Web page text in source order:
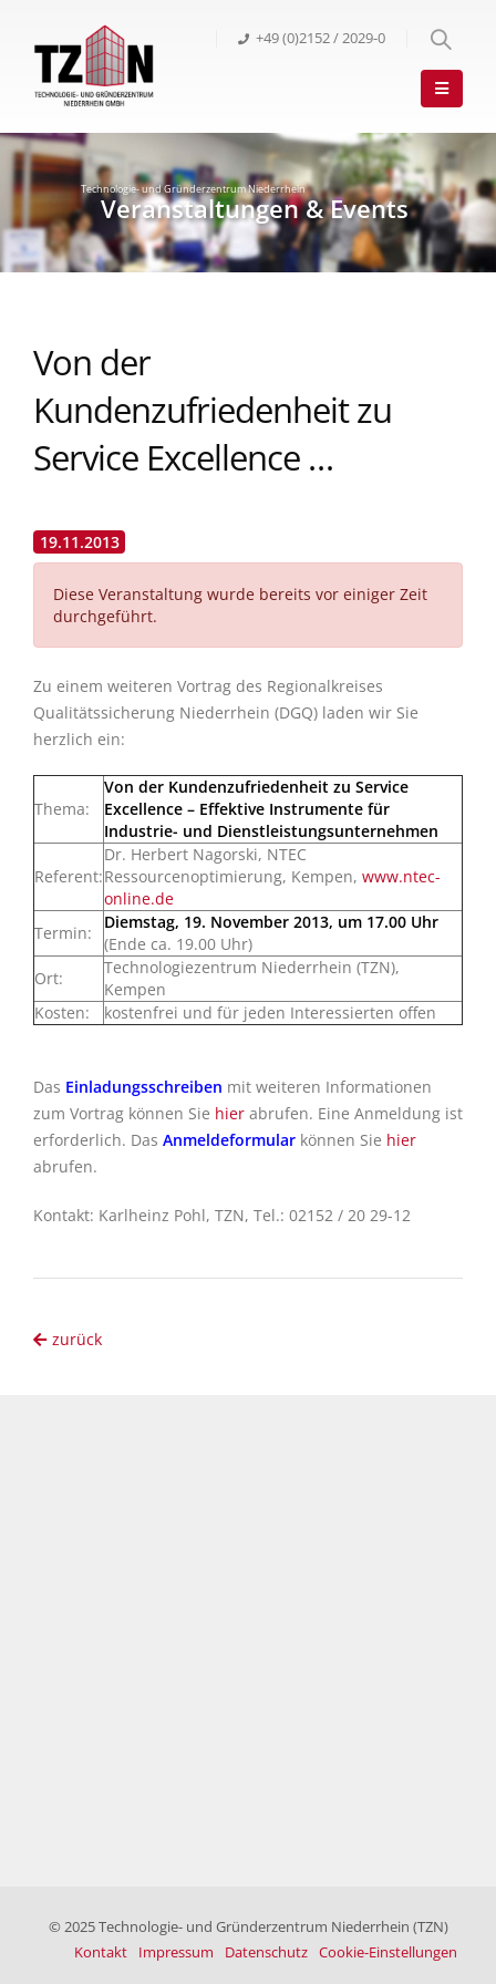
+49 (0)2152 / 2029-0
Von der
Kundenzufriedenheit zu
Service Excellence …
19.11.2013
Diese Veranstaltung wurde bereits vor einiger Zeit
durchgeführt.
Zu einem weiteren Vortrag des Regionalkreises
Qualitätssicherung Niederrhein (DGQ) laden wir Sie
herzlich ein:
Thema:
Von der Kundenzufriedenheit zu Service
Excellence – Effektive Instrumente für
Industrie- und Dienstleistungsunternehmen
Referent:
Dr. Herbert Nagorski, NTEC
Ressourcenoptimierung, Kempen, www.ntec-
online.de
Termin:
Diemstag, 19. November 2013, um 17.00 Uhr
(Ende ca. 19.00 Uhr)
Ort:
Technologiezentrum Niederrhein (TZN),
Kempen
Kosten:
kostenfrei und für jeden Interessierten offen
Das Einladungsschreiben mit weiteren Informationen
zum Vortrag können Sie hier abrufen. Eine Anmeldung ist
erforderlich. Das Anmeldeformular können Sie hier
abrufen.
Kontakt: Karlheinz Pohl, TZN, Tel.: 02152 / 20 29-12
zurück
© 2025 Technologie- und Gründerzentrum Niederrhein (TZN)
Kontakt
Impressum Datenschutz Cookie-Einstellungen